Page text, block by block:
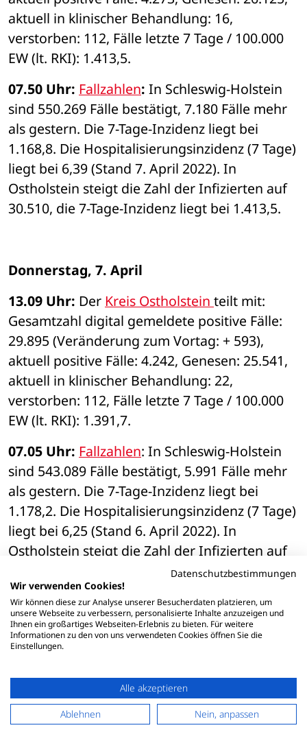
aktuell in klinischer Behandlung: 16,
verstorben: 112, Fälle letzte 7 Tage / 100.000
EW (lt. RKI): 1.413,5.
07.50 Uhr: Fallzahlen: In Schleswig-Holstein
sind 550.269 Fälle bestätigt, 7.180 Fälle mehr
als gestern. Die 7-Tage-Inzidenz liegt bei
1.168,8. Die Hospitalisierungsinzidenz (7 Tage)
liegt bei 6,39 (Stand 7. April 2022). In
Ostholstein steigt die Zahl der Infizierten auf
30.510, die 7-Tage-Inzidenz liegt bei 1.413,5.
Donnerstag, 7. April
13.09 Uhr: Der Kreis Ostholstein teilt mit:
Gesamtzahl digital gemeldete positive Fälle:
29.895 (Veränderung zum Vortag: + 593),
aktuell positive Fälle: 4.242, Genesen: 25.541,
aktuell in klinischer Behandlung: 22,
verstorben: 112, Fälle letzte 7 Tage / 100.000
EW (lt. RKI): 1.391,7.
07.05 Uhr: Fallzahlen: In Schleswig-Holstein
sind 543.089 Fälle bestätigt, 5.991 Fälle mehr
als gestern. Die 7-Tage-Inzidenz liegt bei
1.178,2. Die Hospitalisierungsinzidenz (7 Tage)
liegt bei 6,25 (Stand 6. April 2022). In
Ostholstein steigt die Zahl der Infizierten auf
29.895, die 7-Tage-Inzidenz liegt bei 1.391,7.
Mittwoch, 6. April
Gesamtzahl digital gemeldete positive Fälle:
29.302 (Veränderung zur Meldung vom
Vortag: + 648), aktuell positive Fälle: 3.648,
Datenschutzbestimmungen
Wir verwenden Cookies!
Wir können diese zur Analyse unserer Besucherdaten platzieren, um
unsere Webseite zu verbessern, personalisierte Inhalte anzuzeigen und
Ihnen ein großartiges Webseiten-Erlebnis zu bieten. Für weitere
Informationen zu den von uns verwendeten Cookies öffnen Sie die
Einstellungen.
Alle akzeptieren
Ablehnen
Nein, anpassen